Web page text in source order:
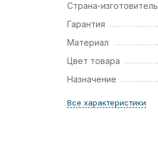
Страна-изготовитель
Гарантия
Материал
Цвет товара
Назначение
Все характеристики